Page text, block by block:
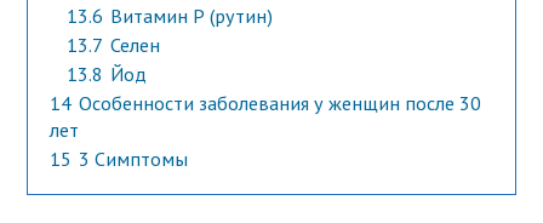
13.6 Витамин Р (рутин)
13.7 Селен
13.8 Йод
14 Особенности заболевания у женщин после 30
лет
15 3 Симптомы